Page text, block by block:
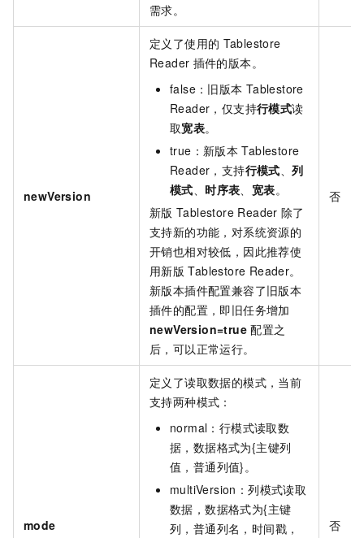
需求。
newVersion
定义了使用的 Tablestore
Reader 插件的版本。
false：旧版本 Tablestore
Reader，仅支持行模式读
取宽表。
true：新版本 Tablestore
Reader，支持行模式、列
模式、 时序表、 宽表。
新版 Tablestore Reader 除了
支持新的功能，对系统资源的
开销也相对较低，因此推荐使
用新版 Tablestore Reader。
新版本插件配置兼容了旧版本
插件的配置，即旧任务增加
newVersion=true 配置之
后，可以正常运行。
否
mode
定义了读取数据的模式，当前
支持两种模式：
normal：行模式读取数
据，数据格式为{主键列
值，普通列值}。
multiVersion：列模式读取
数据，数据格式为{主键
列，普通列名，时间戳，
否